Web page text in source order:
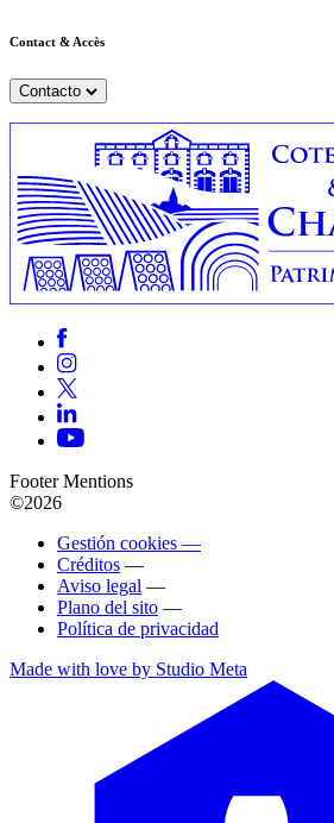
Contact & Accès
Contacto
Footer Mentions
©2026
Gestión cookies —
Créditos —
Aviso legal —
Plano del sito —
Política de privacidad
Made with love by Studio Meta